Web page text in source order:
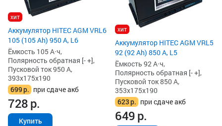
хит
Аккумулятор HITEC AGM VRL6
105 (105 Ah) 950 А, L6
Ёмкость 105 А·ч,
Полярность обратная [- +],
Пусковой ток 950 А,
393x175x190
699р. при сдаче акб
728р.
Купить
хит
Аккумулятор HITEC AGM VRL5
92 (92 Ah) 850 А, L5
Ёмкость 92 А·ч,
Полярность обратная [- +],
Пусковой ток 850 А,
353x175x190
623р. при сдаче акб
649р.